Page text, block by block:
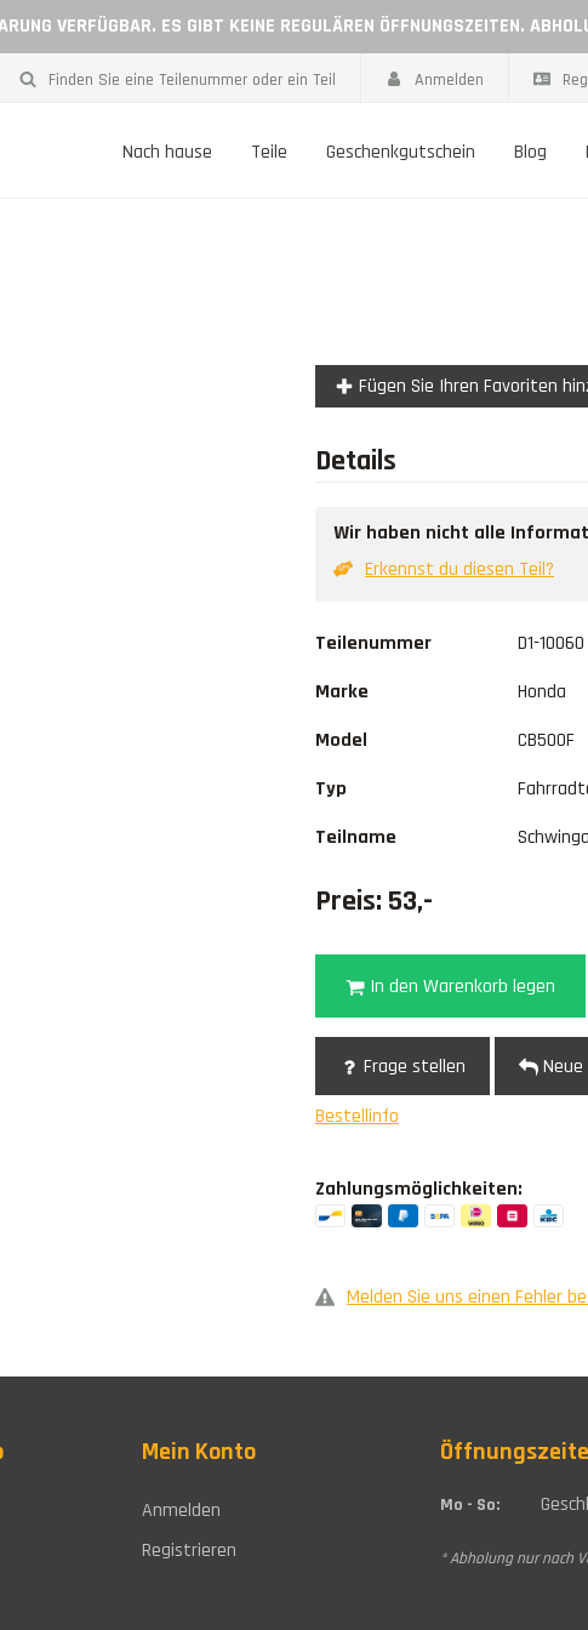
VERFÜGBAR. ES GIBT KEINE REGULÄREN ÖFFNUNGSZEITEN.
Anmelden
Finden Sie eine Teilenummer oder ein Teil
Nach hause Teile Geschenkgutschein Blog
Fügen Sie Ihren Favoriten
Details
Wir haben nicht alle
Erkennst du diesen Teil?
Teilenummer
D1-10060
Marke
Honda
Model
CB500F
Typ
Teilname
Preis: 53,-
In den Warenkorb legen
Frage stellen
Neue
Bestellinfo
Zahlungsmöglichkeiten:
Melden Sie uns einen Fehler
Mein Konto
Anmelden
Registrieren
Mo - So:
* Abholung nur nach